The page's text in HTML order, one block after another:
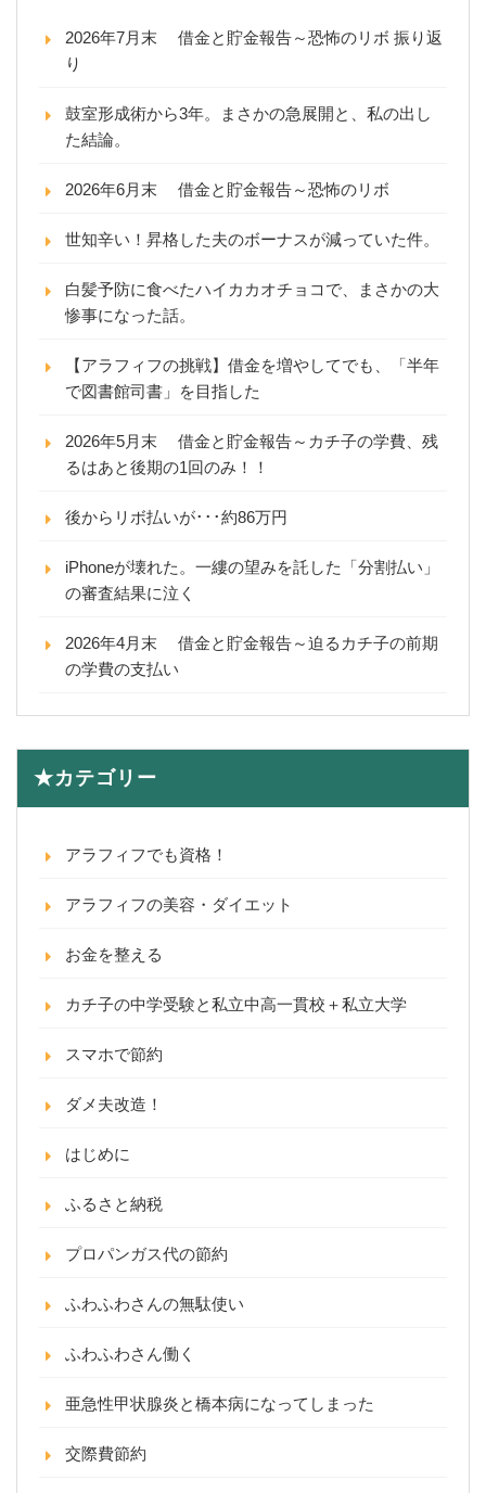
2026年7月末 借金と貯金報告～恐怖のリボ 振り返
り
鼓室形成術から3年。まさかの急展開と、私の出し
た結論。
2026年6月末 借金と貯金報告～恐怖のリボ
世知辛い！昇格した夫のボーナスが減っていた件。
白髪予防に食べたハイカカオチョコで、まさかの大
惨事になった話。
【アラフィフの挑戦】借金を増やしてでも、「半年
で図書館司書」を目指した
2026年5月末 借金と貯金報告～カチ子の学費、残
るはあと後期の1回のみ！！
後からリボ払いが･･･約86万円
iPhoneが壊れた。一縷の望みを託した「分割払い」
の審査結果に泣く
2026年4月末 借金と貯金報告～迫るカチ子の前期
の学費の支払い
★カテゴリー
アラフィフでも資格！
アラフィフの美容・ダイエット
お金を整える
カチ子の中学受験と私立中高一貫校＋私立大学
スマホで節約
ダメ夫改造！
はじめに
ふるさと納税
プロパンガス代の節約
ふわふわさんの無駄使い
ふわふわさん働く
亜急性甲状腺炎と橋本病になってしまった
交際費節約